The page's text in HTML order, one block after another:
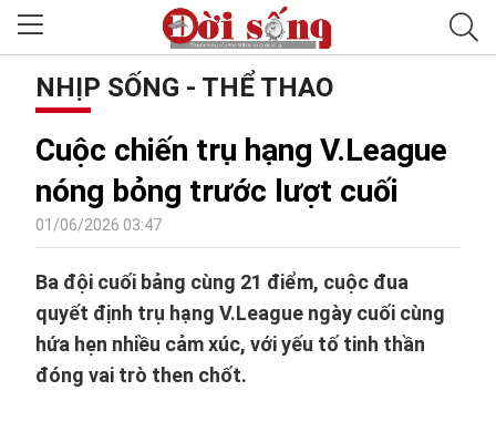
NHỊP SỐNG - THỂ THAO
Cuộc chiến trụ hạng V.League
nóng bỏng trước lượt cuối
01/06/2026 03:47
Ba đội cuối bảng cùng 21 điểm, cuộc đua
quyết định trụ hạng V.League ngày cuối cùng
hứa hẹn nhiều cảm xúc, với yếu tố tinh thần
đóng vai trò then chốt.